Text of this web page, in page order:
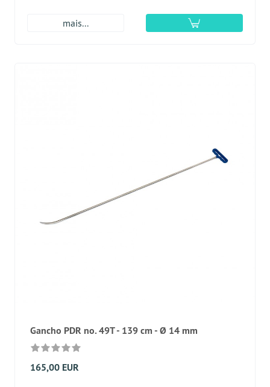
mais...
Gancho PDR no. 49T - 139 cm - Ø 14 mm
165,00 EUR